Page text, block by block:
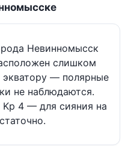
Невинномысск
слишком
экватору — полярные
не наблюдаются.
4 — для сияния на